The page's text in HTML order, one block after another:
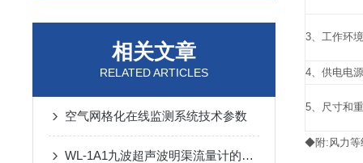
相关文章
RELATED ARTICLES
空气网格化在线监测系统技术参数
WL-1A1九波超声波明渠流量计的主要技术指标及技术参数
3、工作环境
4、供电电源
5、尺寸和
◆附:风力等